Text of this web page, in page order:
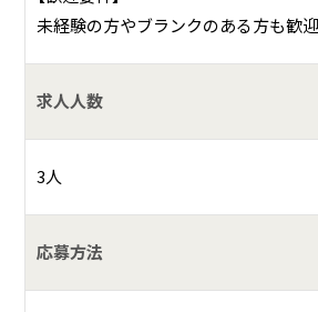
未経験の方やブランクのある方も歓迎
求人人数
3人
応募方法